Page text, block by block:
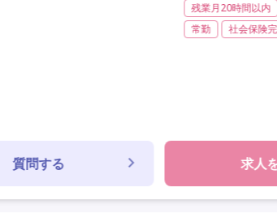
残業月20時間以内
常勤
社会保険
質問する 求人